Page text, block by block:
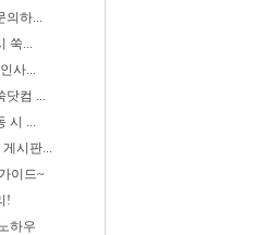
의하...
쑥...
사...
닷컴 ...
시 ...
시판...
이드~
!
하우